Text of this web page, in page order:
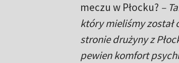
meczu w Płocku? –
który mieliśmy został
stronie drużyny z
pewien komfort